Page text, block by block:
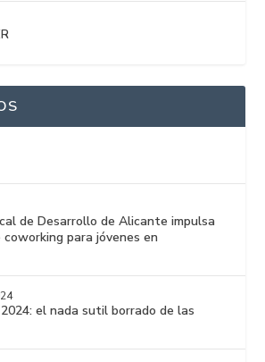
de Desarrollo de Alicante impulsa
para jóvenes en
el nada sutil borrado de las